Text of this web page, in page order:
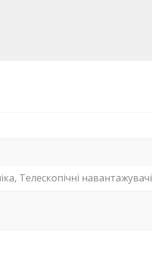
Телескопічні навантажувачі